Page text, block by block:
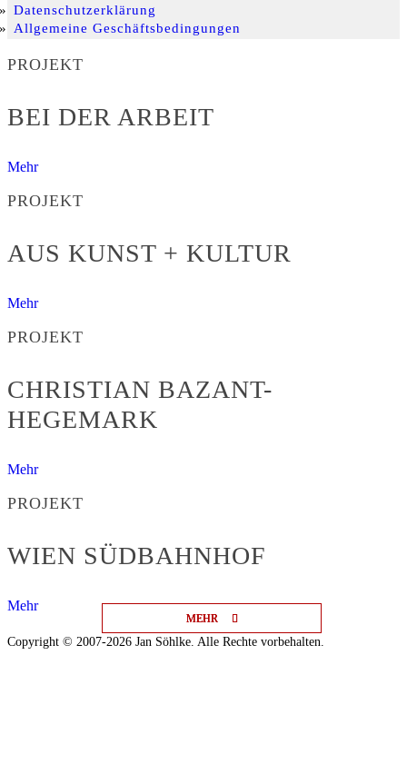
MEHR
MEHR
MEHR
Datenschutzerklärung
Allgemeine Geschäftsbedingungen
PROJEKT
BEI DER ARBEIT
Mehr
PROJEKT
AUS KUNST + KULTUR
Mehr
PROJEKT
CHRISTIAN BAZANT-
HEGEMARK
Mehr
PROJEKT
WIEN SÜDBAHNHOF
Mehr
Copyright © 2007-2026 Jan Söhlke. Alle Rechte vorbehalten.